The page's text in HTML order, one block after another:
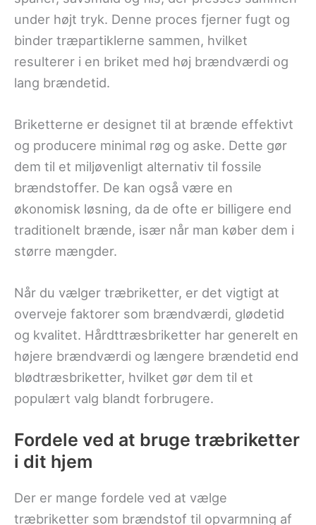
under højt tryk. Denne proces fjerner fugt og
binder træpartiklerne sammen, hvilket
resulterer i en briket med høj brændværdi og
lang brændetid.
Briketterne er designet til at brænde effektivt
og producere minimal røg og aske. Dette gør
dem til et miljøvenligt alternativ til fossile
brændstoffer. De kan også være en
økonomisk løsning, da de ofte er billigere end
traditionelt brænde, især når man køber dem i
større mængder.
Når du vælger træbriketter, er det vigtigt at
overveje faktorer som brændværdi, glødetid
og kvalitet. Hårdttræsbriketter har generelt en
højere brændværdi og længere brændetid end
blødtræsbriketter, hvilket gør dem til et
populært valg blandt forbrugere.
Fordele ved at bruge træbriketter
i dit hjem
Der er mange fordele ved at vælge
træbriketter som brændstof til opvarmning af